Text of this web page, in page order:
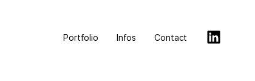
Portfolio Infos Contact